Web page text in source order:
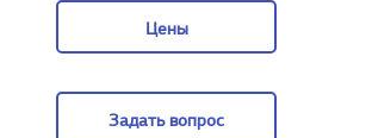
Цены
Задать вопрос